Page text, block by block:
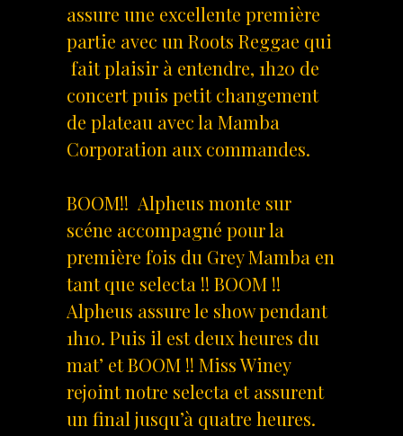
assure une excellente première
partie avec un Roots Reggae qui
fait plaisir à entendre, 1h20 de
concert puis petit changement
de plateau avec la Mamba
Corporation aux commandes.
BOOM!! Alpheus monte sur
scéne accompagné pour la
première fois du Grey Mamba en
tant que selecta !! BOOM !!
Alpheus assure le show pendant
1h10. Puis il est deux heures du
mat’ et BOOM !! Miss Winey
rejoint notre selecta et assurent
un final jusqu’à quatre heures.